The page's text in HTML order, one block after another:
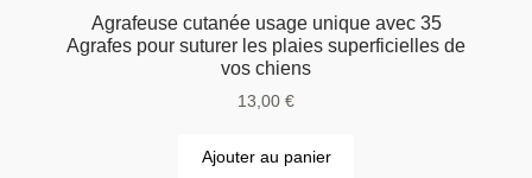
Agrafeuse cutanée usage unique avec 35
Agrafes pour suturer les plaies superficielles de
vos chiens
13,00 €
Ajouter au panier